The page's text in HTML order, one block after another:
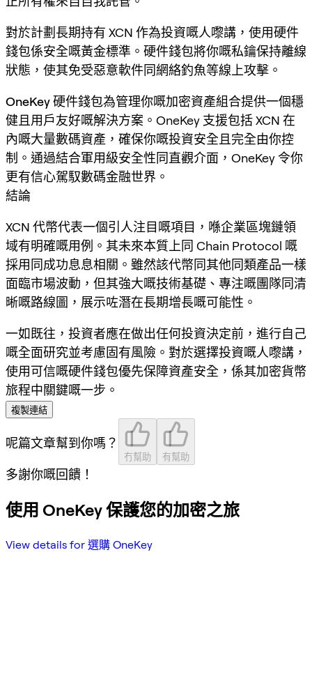
對於計劃長期持有 XCN 作為投資嘅人嚟講，使用硬件
錢包係安全嘅黃金標準。硬件錢包將你嘅私鑰保持離線
狀態，使其免受惡意軟件同網絡釣魚等線上攻擊。
OneKey硬件錢包為管理你嘅加密資產組合提供一個穩
健且用戶友好嘅解決方案。OneKey 支援包括 XCN 在
內嘅大量數碼資產，確保你嘅投資安全且完全由你控
制。通過結合軍用級安全性同直觀介面，OneKey 令你
更有信心駕馭數碼金融世界。
結論
XCN 代幣代表一個引人注目嘅項目，喺企業區塊鏈領
域有明確嘅用例。其未來本質上同 Chain Protocol 嘅
採用同成功息息相關。雖然該代幣同其他同類產品一樣
面臨市場波動，但其強大嘅技術基礎、專注嘅團隊同清
晰嘅路線圖，展示咗潛在長期增長嘅可能性。
一如既往，投資者應在做出任何投資決定前，進行自己
嘅全面研究並考慮固有風險。對於選擇投資嘅人嚟講，
使用可信嘅硬件錢包優先保障資產安全，係其加密貨幣
旅程中關鍵嘅一步。
複製連結
呢篇文章幫到你嗎？
冇幫助 有幫助
多謝你嘅回饋！
使用 OneKey 保護您的加密之旅
View details for 選購 OneKey